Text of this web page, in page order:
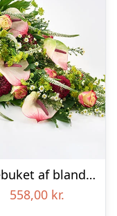
Bårebuket af blandede blomster – Blomster til begravelse
558,00 kr.